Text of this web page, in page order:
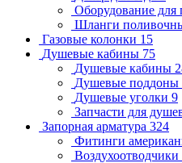
Оборудование для
Шланги
Газовые колонки 15
Душевые кабины 75
Душевые кабины
Душевые поддоны
Душевые уголки 9
Запчасти для
Запорная арматура 324
Фитинги
Воздухоотводчики